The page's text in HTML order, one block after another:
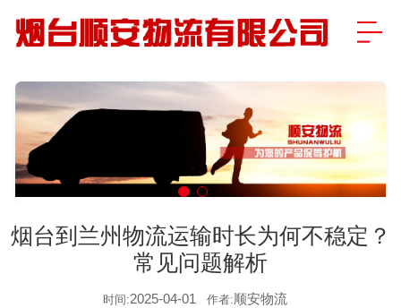
烟台到兰州物流运输时长为何不稳定？
常见问题解析
时间:2025-04-01 作者:顺安物流